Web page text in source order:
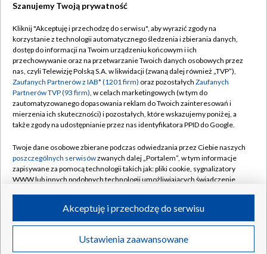
TVP
Abonament TVP
Emisja w TVP
Centrum informacji TVP
Naziemna Telewizja Cyfrowa
Rada Programowa
System NOS
Informacje o nadawcy
Program dla prasy
Ogłoszenie przetargowe
Regulamin TVP
Polityka prywatności
Moje zgody
Pomoc
Kontakt
Kanały
©2026 Telewizja Polska S.A. w likwidacji
Szanujemy Twoją prywatność
Kliknij "Akceptuję i przechodzę do serwisu", aby wyrazić zgody na
korzystanie z technologii automatycznego śledzenia i zbierania danych,
dostęp do informacji na Twoim urządzeniu końcowym i ich
przechowywanie oraz na przetwarzanie Twoich danych osobowych przez
nas, czyli Telewizję Polską S.A. w likwidacji (zwaną dalej również „TVP”),
Zaufanych Partnerów z IAB* (1201 firm) oraz pozostałych Zaufanych
Partnerów TVP (93 firm), w celach marketingowych (w tym do
zautomatyzowanego dopasowania reklam do Twoich zainteresowań i
mierzenia ich skuteczności) i pozostałych, które wskazujemy poniżej, a
także zgody na udostępnianie przez nas identyfikatora PPID do Google.
Twoje dane osobowe zbierane podczas odwiedzania przez Ciebie naszych
poszczególnych serwisówzwanych dalej „Portalem”, w tym informacje
zapisywane za pomocą technologii takich jak: pliki cookie, sygnalizatory
WWW lub innych podobnych technologii umożliwiających świadczenie
ruchu w Internecie.
Twoje dane osobowe zbierane podczas odwiedzania przez Ciebie
poszczególnych serwisówna Portalu, takie jak adresy IP, identyfikatory
Ustawienia zaawansowane
Akceptuję i przechodzę do serwisu